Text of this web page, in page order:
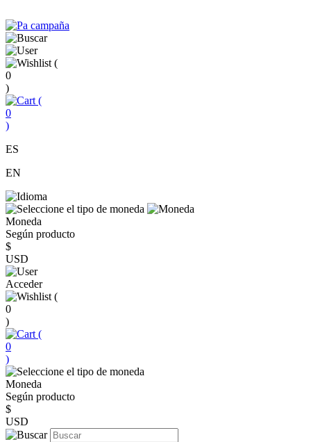
(
0
)
(
0
)
ES
EN
Moneda
Según producto
$
USD
Acceder
(
0
)
(
0
)
Moneda
Según producto
$
USD